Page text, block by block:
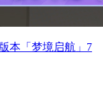
本「梦境启航」7